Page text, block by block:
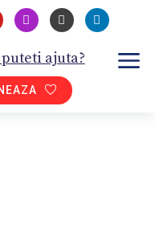
puteti ajuta?